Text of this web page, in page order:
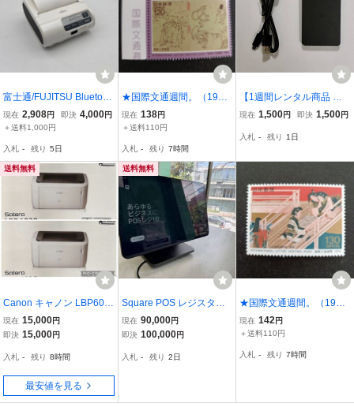
富士通/FUJITSU Bluetoot
h搭載携帯プリンタ Patio
Printer（FHTPR431）
現在 2,908円 即決 4,000円
＋送料1,000円
入札 - 残り 5日
★国際文通週間。（1990
年）。平成2年。美品t。
鳥獣人物戯画画。「甲
手。平成切手。切手。
現在 138円
＋送料110円
入札 - 残り 7時間
【1週間レンタル商品 返
送料無料】 SONY 非接触I
ー PaSoRi パソリ RC-S3
現在 1,500円 即決 1,500円
入札 - 残り 1日
送料無料
Canon キャノン LBP603
0 × ２台セット A4レーザ
ープリンタ モノクロ 新品
現在 15,000円
即決 15,000円
入札 - 残り 8時間
最安値を見る
送料無料
Square POS レジスター
（２世代）
現在 90,000円
即決 100,000円
入札 - 残り 2日
★国際文通週間。（1994
年）。平成6年。美品。士
女遊楽図屏風「囲碁」。
成切手。切手。
現在 142円
＋送料110円
入札 - 残り 7時間